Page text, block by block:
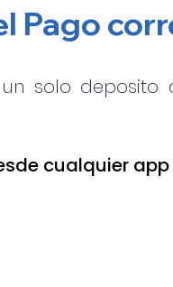
Pago
solo
cualquier